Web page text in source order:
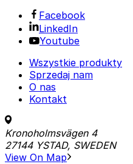
Facebook
LinkedIn
Youtube
Wszystkie produkty
Sprzedaj nam
O nas
Kontakt
Kronoholmsvägen 4
27144 YSTAD, SWEDEN
View On Map